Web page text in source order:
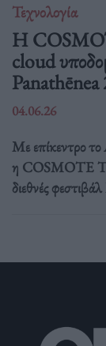
Τεχνολογία
Η
cloud
Panathēnea
04.06.26
Με επίκεντρο το
η COSMOTE
διεθνές